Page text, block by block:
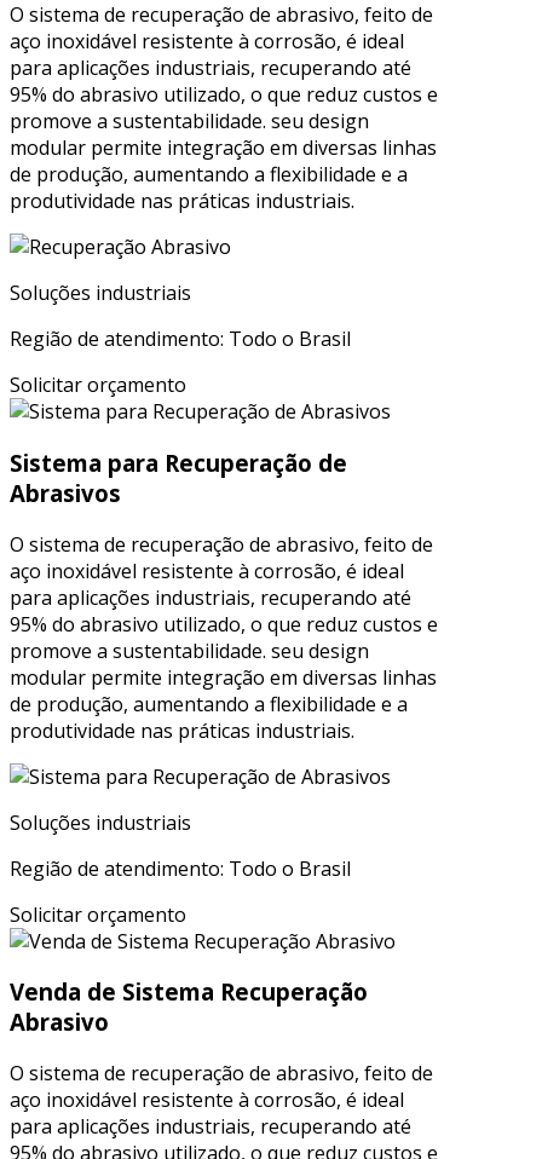
O sistema de recuperação de abrasivo, feito de
aço inoxidável resistente à corrosão, é ideal
para aplicações industriais, recuperando até
95% do abrasivo utilizado, o que reduz custos e
promove a sustentabilidade. seu design
modular permite integração em diversas linhas
de produção, aumentando a flexibilidade e a
produtividade nas práticas industriais.
Soluções industriais
Região de atendimento: Todo o Brasil
Solicitar orçamento
Sistema para Recuperação de
Abrasivos
O sistema de recuperação de abrasivo, feito de
aço inoxidável resistente à corrosão, é ideal
para aplicações industriais, recuperando até
95% do abrasivo utilizado, o que reduz custos e
promove a sustentabilidade. seu design
modular permite integração em diversas linhas
de produção, aumentando a flexibilidade e a
produtividade nas práticas industriais.
Soluções industriais
Região de atendimento: Todo o Brasil
Solicitar orçamento
Venda de Sistema Recuperação
Abrasivo
O sistema de recuperação de abrasivo, feito de
aço inoxidável resistente à corrosão, é ideal
para aplicações industriais, recuperando até
95% do abrasivo utilizado, o que reduz custos e